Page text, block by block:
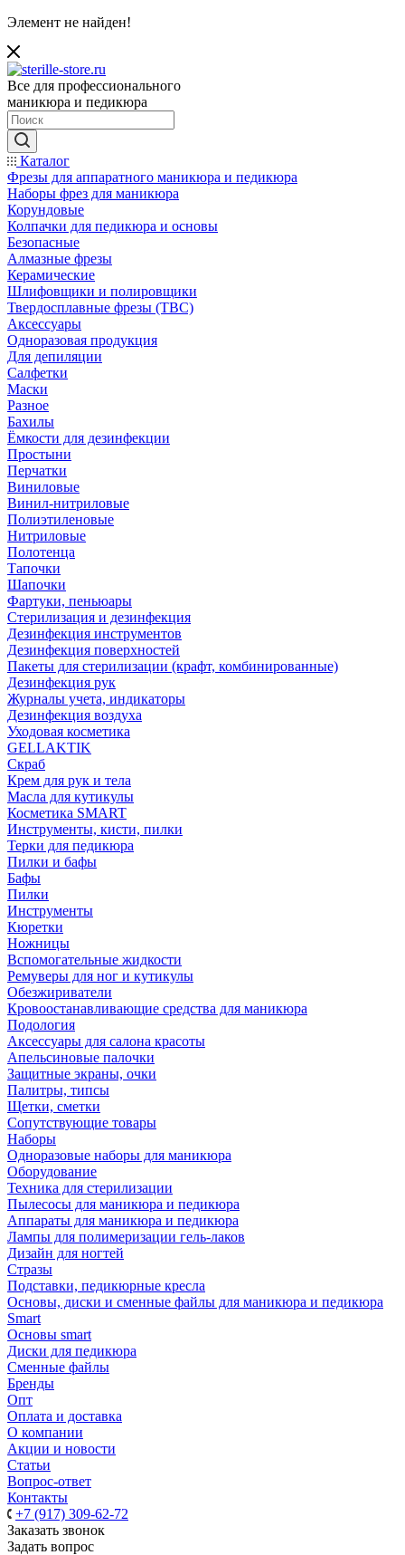
Элемент не найден!
Все для профессионального
маникюра и педикюра
Каталог
Фрезы для аппаратного маникюра и педикюра
Наборы фрез для маникюра
Корундовые
Колпачки для педикюра и основы
Безопасные
Алмазные фрезы
Керамические
Шлифовщики и полировщики
Твердосплавные фрезы (ТВС)
Аксессуары
Одноразовая продукция
Для депиляции
Салфетки
Маски
Разное
Бахилы
Ёмкости для дезинфекции
Простыни
Перчатки
Виниловые
Винил-нитриловые
Полиэтиленовые
Нитриловые
Полотенца
Тапочки
Шапочки
Фартуки, пеньюары
Стерилизация и дезинфекция
Дезинфекция инструментов
Дезинфекция поверхностей
Пакеты для стерилизации (крафт, комбинированные)
Дезинфекция рук
Журналы учета, индикаторы
Дезинфекция воздуха
Уходовая косметика
GELLAKTIK
Скраб
Крем для рук и тела
Масла для кутикулы
Косметика SMART
Инструменты, кисти, пилки
Терки для педикюра
Пилки и бафы
Бафы
Пилки
Инструменты
Кюретки
Ножницы
Вспомогательные жидкости
Ремуверы для ног и кутикулы
Обезжириватели
Кровоостанавливающие средства для маникюра
Подология
Аксессуары для салона красоты
Апельсиновые палочки
Защитные экраны, очки
Палитры, типсы
Щетки, сметки
Сопутствующие товары
Наборы
Одноразовые наборы для маникюра
Оборудование
Техника для стерилизации
Пылесосы для маникюра и педикюра
Аппараты для маникюра и педикюра
Лампы для полимеризации гель-лаков
Дизайн для ногтей
Стразы
Подставки, педикюрные кресла
Основы, диски и сменные файлы для маникюра и педикюра
Smart
Основы smart
Диски для педикюра
Сменные файлы
Бренды
Опт
Оплата и доставка
О компании
Акции и новости
Статьи
Вопрос-ответ
Контакты
+7 (917) 309-62-72
Заказать звонок
Задать вопрос